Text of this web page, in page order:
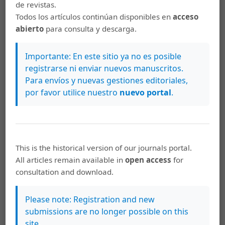
Paparazzo, E. (2001). Pliny the Elder on Science and
Technology by John F. Healy. Hermathena, 170, pp. 65-76.
notas de Julián González Fernández).
Plinio el Viejo. (77). Historia natural. Libros I y II. Madrid:
Editorial Gredos (edición de 1995: Introduccion general
por Guy Serbat; traducción y notas de Antonio Fontán,
Madrid: Editorial Gredos (edición de 1998: traduccion y
notas de Antonio Fontán, Ignacio García Arribas,
Encarnación del Barrio y Mª Luisa Arribas).
Quarantelli, E.L., Lagadec, P. y Boin, A. (2007). A Heuristic
Approach to Future Disasters and Crises: New, Old, and
In-Between Types. En Rodríguez, H., Quarantelli, E.L. y
de revistas.
Todos los artículos continúan disponibles enacceso
abierto para consulta y descarga.
Importante: En este sitio ya no es posible
registrarse ni enviar nuevos manuscritos.
Para envíos y nuevas gestiones editoriales,
por favor utilice nuestro nuevo portal.
This is the historical version of our journals portal.
All articles remain available inopen access for
consultation and download.
Please note: Registration and new
submissions are no longer possible on this